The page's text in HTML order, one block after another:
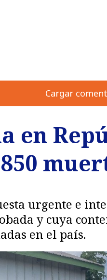
Cargar
en
urgente e
y cuya
en el país.